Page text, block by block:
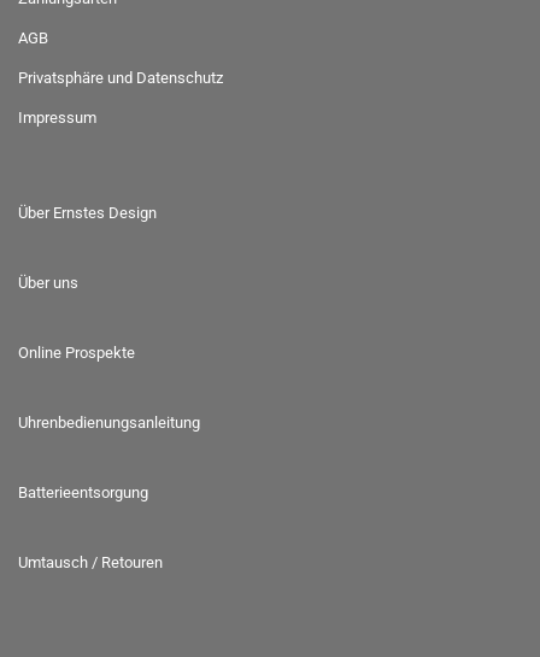
AGB
Privatsphäre und Datenschutz
Impressum
Über Ernstes Design
Über uns
Online Prospekte
Uhrenbedienungsanleitung
Batterieentsorgung
Umtausch / Retouren